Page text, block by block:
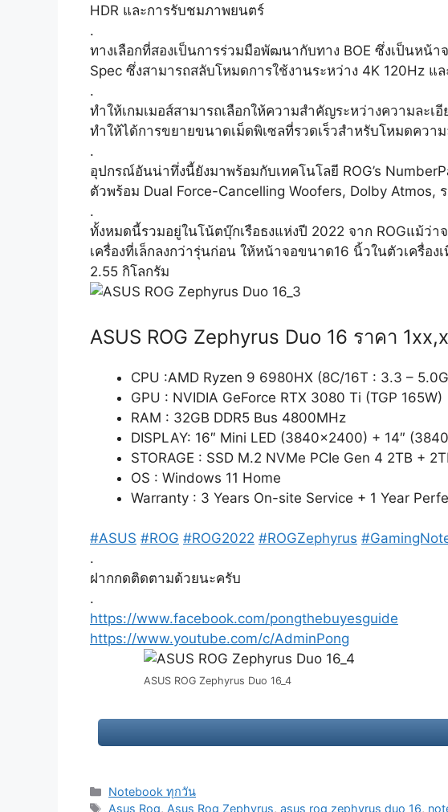
HDR และการรับชมภาพยนตร์
.
ทางเลือกที่สองเป็นการร่วมมือพัฒนากับทาง BOE ซึ่งเป็นหน้
Spec ซึ่งสามารถสลับโหมดการใช้งานระหว่าง 4K 120Hz แ
.
ทำให้เกมเมอส์สามารถเลือกให้ความสำคัญระหว่างความละเ
ทำให้ได้การขยายขนาดเม็ดพิเซลที่รวดเร็วสำหรับโหมดควา
.
อุปกรณ์อันน่าทึ่งนี้ยังมาพร้อมกับเทคโนโลยี ROG’s
ตัวพร้อม Dual Force-Cancelling Woofers, Dolby Atmos,
.
ทั้งหมดนี้รวมอยู่ในโน้ตบุ๊กเรือธงแห่งปี 2022 จาก ROGแม้ว่
เครื่องที่เล็กลงกว่ารุ่นก่อน ให้หน้าจอขนาด16 นิ้วในตัวเครื่
2.55 กิโลกรัม
ASUS ROG Zephyrus Duo 16 ราคา
CPU :AMD Ryzen 9 6980HX (8C/16T : 3.3 –
GPU : NVIDIA GeForce RTX 3080 Ti (TGP 165W)
RAM : 32GB DDR5 Bus 4800MHz
DISPLAY: 16″ Mini LED (3840×2400) + 14″
STORAGE : SSD M.2 NVMe PCIe Gen 4 2TB +
OS : Windows 11 Home
Warranty : 3 Years On-site Service + 1 Year
#ASUS #ROG #ROG2022 #ROGZephyrus
.
ฝากกดติดตามด้วยนะครับ
.
https://www.facebook.com/pongthebuyesguide
https://www.youtube.com/c/AdminPong
ASUS ROG Zephyrus Duo 16_4
Categories
Notebook ทุกวัน
Tags
Asus Rog, Asus Rog Zephyrus,asus rog zephyrus duo 16,